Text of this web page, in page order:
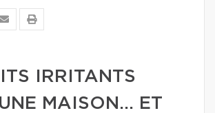
IRRITANTS
MAISON… ET